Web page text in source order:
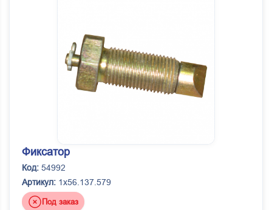
Фиксатор
Код: 54992
Артикул: 1х56.137.579
Под заказ